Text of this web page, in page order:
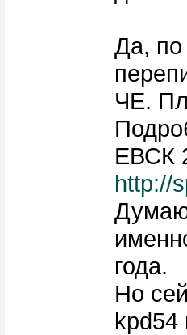
Да,
ЧЕ.
ЕВСК
http://
года.
Но
kpd54